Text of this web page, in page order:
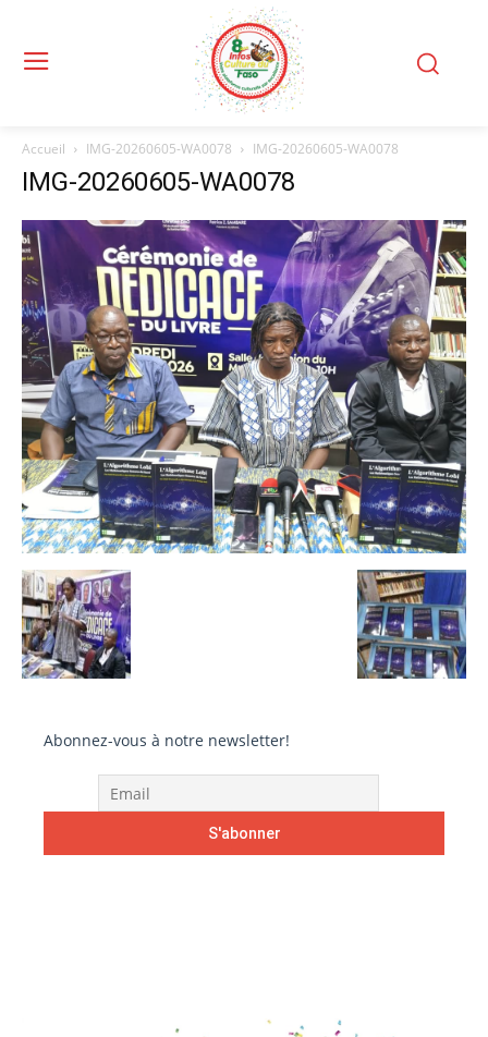
Accueil IMG-20260605-WA0078 IMG-20260605-WA0078
IMG-20260605-WA0078
Abonnez-vous à notre newsletter!